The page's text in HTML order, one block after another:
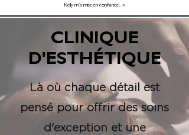
Kelly m’a mise en confiance.. »
CLINIQUE
D'ESTHÉTIQUE
Là où chaque détail est
pensé pour offrir des soins
d'exception et une